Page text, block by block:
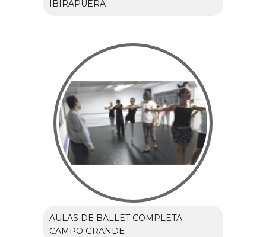
IBIRAPUERA
AULAS DE BALLET COMPLETA
CAMPO GRANDE